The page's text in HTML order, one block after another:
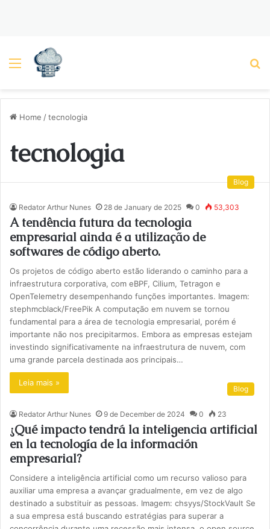
Menu
Home /tecnologia
tecnologia
Blog
Redator Arthur Nunes 28 de January de 2025 0 53,303
A tendência futura da tecnologia
empresarial ainda é a utilização de
softwares de código aberto.
Os projetos de código aberto estão liderando o caminho para a
infraestrutura corporativa, com eBPF, Cilium, Tetragon e
OpenTelemetry desempenhando funções importantes. Imagem:
stephmcblack/FreePik A computação em nuvem se tornou
fundamental para a área de tecnologia empresarial, porém é
importante não nos precipitarmos. Embora as empresas estejam
investindo significativamente na infraestrutura de nuvem, com
uma grande parcela destinada aos principais…
Leia mais »
Blog
Redator Arthur Nunes 9 de December de 2024 0 23
¿Qué impacto tendrá la inteligencia artificial
en la tecnología de la información
empresarial?
Considere a inteligência artificial como um recurso valioso para
auxiliar uma empresa a avançar gradualmente, em vez de algo
destinado a substituir as pessoas. Imagem: chsyys/StockVault Se
a sua empresa está buscando estratégias para superar a